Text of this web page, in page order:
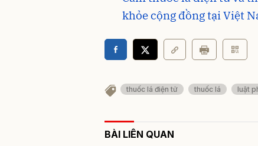
khỏe cộng đồng tại Việt
thuốc lá điện tử thuốc lá luật
BÀI LIÊN QUAN